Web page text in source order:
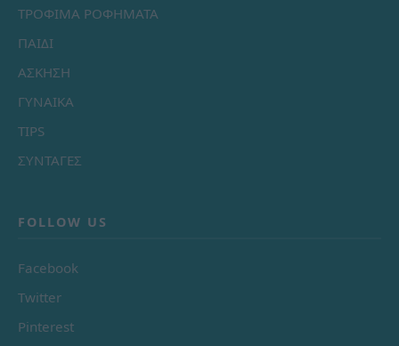
ΤΡΟΦΙΜΑ ΡΟΦΗΜΑΤΑ
ΠΑΙΔΙ
ΑΣΚΗΣΗ
ΓΥΝΑΙΚΑ
TIPS
ΣΥΝΤΑΓΕΣ
FOLLOW US
Facebook
Twitter
Pinterest